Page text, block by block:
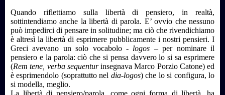
Quando riflettiamo sulla libertà di pensiero, in realtà,
sottintendiamo anche la libertà di parola. E’ ovvio che nessuno
può impedirci di pensare in solitudine; ma ciò che rivendichiamo
è altresì la libertà di esprimere pubblicamente i nostri pensieri. I
Greci avevano un solo vocabolo - logos – per nominare il
pensiero e la parola: ciò che si pensa davvero lo si sa esprimere
(Rem tene, verba sequenturinsegnava Marco Porzio Catone) ed
è esprimendolo (soprattutto nel dia-logos) che lo si configura, lo
si modella, meglio.